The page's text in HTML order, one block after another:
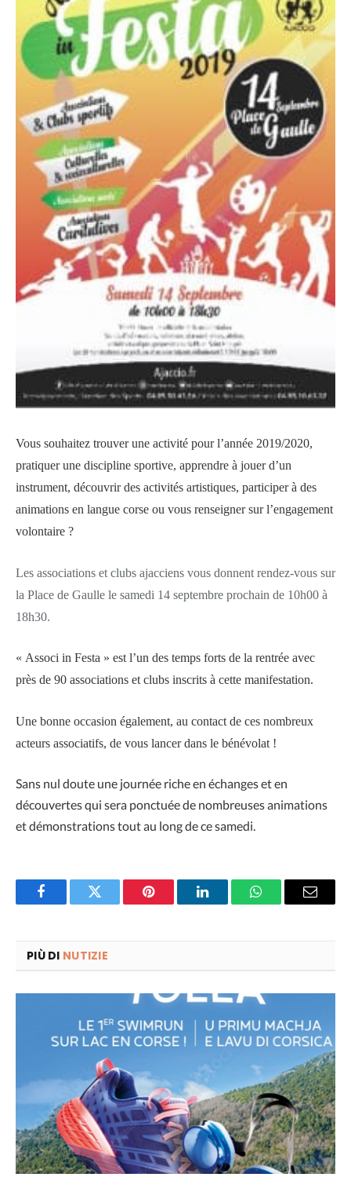
Vous souhaitez trouver une activité pour l’année 2019/2020,
pratiquer une discipline sportive, apprendre à jouer d’un
instrument, découvrir des activités artistiques, participer à des
animations en langue corse ou vous renseigner sur l’engagement
volontaire ?
Les associations et clubs ajacciens vous donnent rendez-vous sur
la Place de Gaulle le samedi 14 septembre prochain de 10h00 à
18h30.
« Associ in Festa » est l’un des temps forts de la rentrée avec
près de 90 associations et clubs inscrits à cette manifestation.
Une bonne occasion également, au contact de ces nombreux
acteurs associatifs, de vous lancer dans le bénévolat !
Sans nul doute une journée riche en échanges et en
découvertes qui sera ponctuée de nombreuses animations
et démonstrations tout au long de ce samedi.
FacebookTwitter Pinterest LinkedInWhatsAppEmail
PIÙ DI NUTIZIE